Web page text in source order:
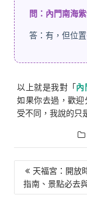
問：內門南海
答：有，但位
以上就是我對「內
如果你去過，歡
受不同，我說的只
文
章
天福宮：開放
指南、景點必去